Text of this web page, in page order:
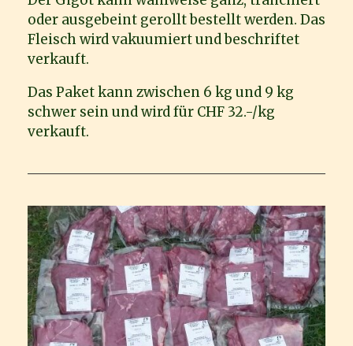
oder ausgebeint gerollt bestellt werden. Das
Fleisch wird vakuumiert und beschriftet
verkauft.
Das Paket kann zwischen 6 kg und 9 kg
schwer sein und wird für CHF 32.-/kg
verkauft.